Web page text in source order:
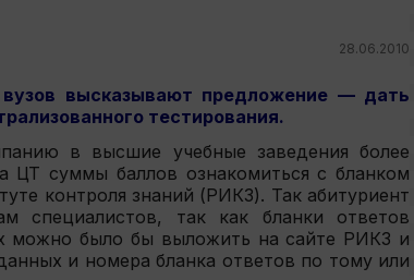
28.06.2010
высказывают предложение — дать
тестирования.
в высшие учебные заведения более
ЦТ суммы баллов ознакомиться с бланком
контроля знаний (РИКЗ). Так абитуриент
так как бланки ответов
можно было бы выложить на сайте РИКЗ и
и номера бланка ответов по тому или